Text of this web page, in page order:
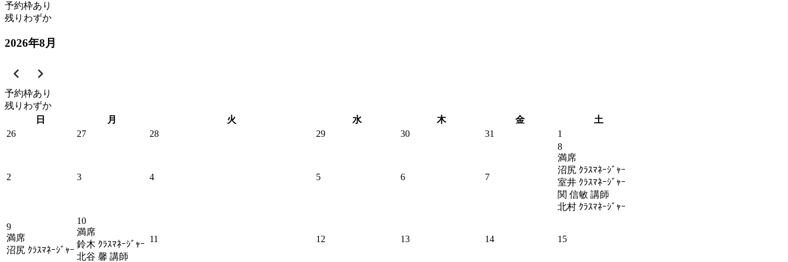
予約枠あり
残りわずか
2026年8月
予約枠あり
残りわずか
日
月 火 水 木 金
土
26
27 28 29 30 31 1
2 3 4 5 6 7
8
満席
沼尻 ｸﾗｽﾏﾈｰｼﾞｬｰ
室井 ｸﾗｽﾏﾈｰｼﾞｬｰ
関 信敏 講師
北村 ｸﾗｽﾏﾈｰｼﾞｬｰ
9
満席
沼尻 ｸﾗｽﾏﾈｰｼﾞｬｰ
10
満席
鈴木 ｸﾗｽﾏﾈｰｼﾞｬｰ
北谷 馨 講師
11 12 13 14 15